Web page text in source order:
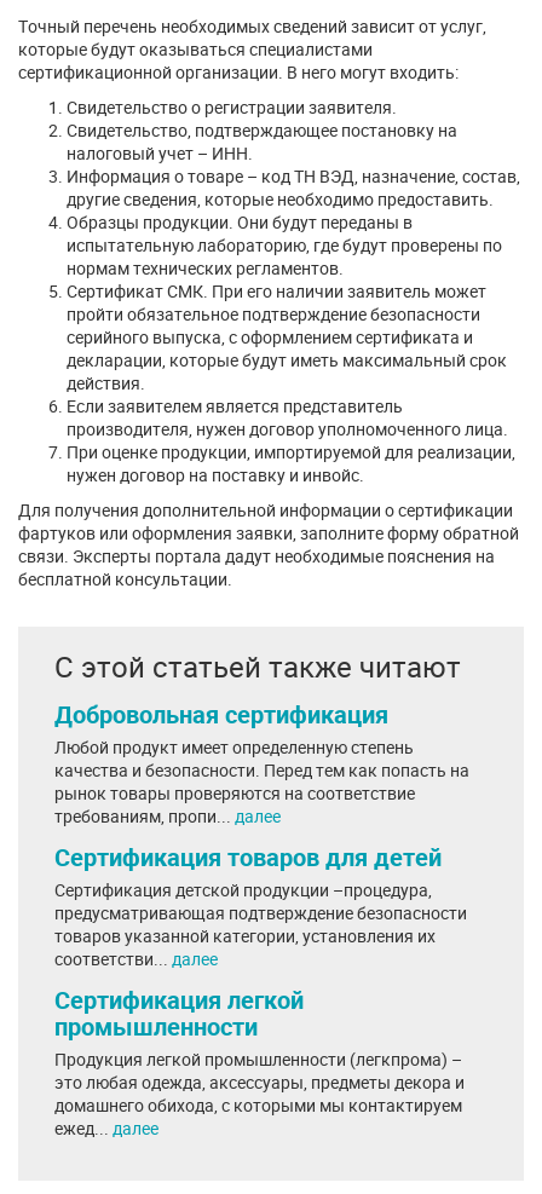
Точный перечень необходимых сведений зависит от услуг,
которые будут оказываться специалистами
сертификационной организации. В него могут входить:
Свидетельство о регистрации заявителя.
Свидетельство, подтверждающее постановку на
налоговый учет – ИНН.
Информация о товаре – код ТН ВЭД, назначение, состав,
другие сведения, которые необходимо предоставить.
Образцы продукции. Они будут переданы в
испытательную лабораторию, где будут проверены по
нормам технических регламентов.
Сертификат СМК. При его наличии заявитель может
пройти обязательное подтверждение безопасности
серийного выпуска, с оформлением сертификата и
декларации, которые будут иметь максимальный срок
действия.
Если заявителем является представитель
производителя, нужен договор уполномоченного лица.
При оценке продукции, импортируемой для реализации,
нужен договор на поставку и инвойс.
Для получения дополнительной информации о сертификации
фартуков или оформления заявки, заполните форму обратной
связи. Эксперты портала дадут необходимые пояснения на
бесплатной консультации.
С этой статьей также читают
Добровольная сертификация
Любой продукт имеет определенную степень
качества и безопасности. Перед тем как попасть на
рынок товары проверяются на соответствие
требованиям, пропи... далее
Сертификация товаров для детей
Сертификация детской продукции –процедура,
предусматривающая подтверждение безопасности
товаров указанной категории, установления их
соответстви... далее
Сертификация легкой
промышленности
Продукция легкой промышленности (легкпрома) –
это любая одежда, аксессуары, предметы декора и
домашнего обихода, с которыми мы контактируем
ежед... далее